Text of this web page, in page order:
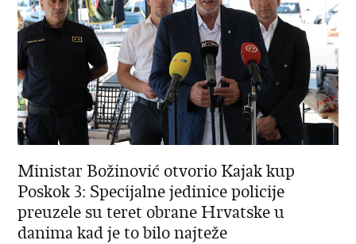
Ministar Božinović otvorio Kajak kup
Poskok 3: Specijalne jedinice policije
preuzele su teret obrane Hrvatske u
danima kad je to bilo najteže